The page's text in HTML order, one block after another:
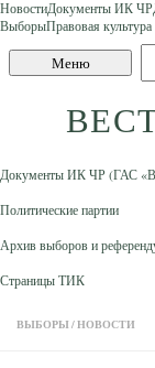
Skip to content
НовостиДокументы ИК ЧР
ВыборыПравовая культура
Меню
Документы ИК ЧР (ГАС
Политические партии
Архив выборов и
Страницы ТИК
ВЫБОРЫ /НОВОСТИ